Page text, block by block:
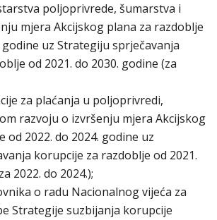
poljoprivrede, šumarstva i
mjera Akcijskog plana za razdoblje
godine uz Strategiju sprječavanja
od 2021. do 2030. godine (za
za plaćanja u poljoprivredi,
razvoju o izvršenju mjera Akcijskog
od 2022. do 2024. godine uz
korupcije za razdoblje od 2021.
2022. do 2024.);
o radu Nacionalnog vijeća za
Strategije suzbijanja korupcije